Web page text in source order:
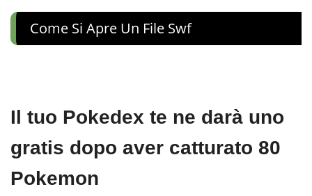
Come Si Apre Un File Swf
Il tuo Pokedex te ne darà uno
gratis dopo aver catturato 80
Pokemon